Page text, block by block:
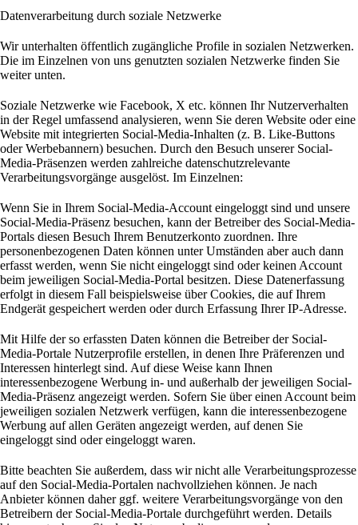
Datenverarbeitung durch soziale Netzwerke
Wir unterhalten öffentlich zugängliche Profile in sozialen Netzwerken.
Die im Einzelnen von uns genutzten sozialen Netzwerke finden Sie
weiter unten.
Soziale Netzwerke wie Facebook, X etc. können Ihr Nutzerverhalten
in der Regel umfassend analysieren, wenn Sie deren Website oder eine
Website mit integrierten Social-Media-Inhalten (z. B. Like-Buttons
oder Werbebannern) besuchen. Durch den Besuch unserer Social-
Media-Präsenzen werden zahlreiche datenschutzrelevante
Verarbeitungsvorgänge ausgelöst. Im Einzelnen:
Wenn Sie in Ihrem Social-Media-Account eingeloggt sind und unsere
Social-Media-Präsenz besuchen, kann der Betreiber des Social-Media-
Portals diesen Besuch Ihrem Benutzerkonto zuordnen. Ihre
personenbezogenen Daten können unter Umständen aber auch dann
erfasst werden, wenn Sie nicht eingeloggt sind oder keinen Account
beim jeweiligen Social-Media-Portal besitzen. Diese Datenerfassung
erfolgt in diesem Fall beispielsweise über Cookies, die auf Ihrem
Endgerät gespeichert werden oder durch Erfassung Ihrer IP-Adresse.
Mit Hilfe der so erfassten Daten können die Betreiber der Social-
Media-Portale Nutzerprofile erstellen, in denen Ihre Präferenzen und
Interessen hinterlegt sind. Auf diese Weise kann Ihnen
interessenbezogene Werbung in- und außerhalb der jeweiligen Social-
Media-Präsenz angezeigt werden. Sofern Sie über einen Account beim
jeweiligen sozialen Netzwerk verfügen, kann die interessenbezogene
Werbung auf allen Geräten angezeigt werden, auf denen Sie
eingeloggt sind oder eingeloggt waren.
Bitte beachten Sie außerdem, dass wir nicht alle Verarbeitungsprozesse
auf den Social-Media-Portalen nachvollziehen können. Je nach
Anbieter können daher ggf. weitere Verarbeitungsvorgänge von den
Betreibern der Social-Media-Portale durchgeführt werden. Details